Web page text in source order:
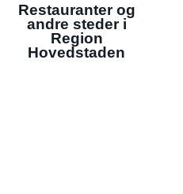
Restauranter og
andre steder i
Region
Hovedstaden